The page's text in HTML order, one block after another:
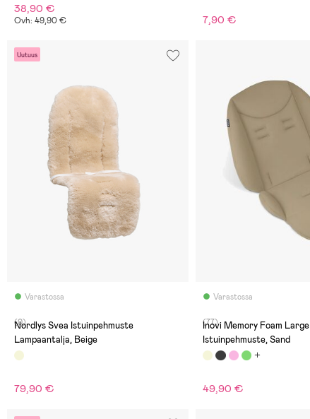
38,90 €
Ovh: 49,90 € 7,90 €
Uutuus
Varastossa
(0)
Nordlys Svea Istuinpehmuste
Lampaantalja, Beige
79,90 €
Varastossa
(77)
Inovi Memory Foam Large
Istuinpehmuste, Sand
49,90 €